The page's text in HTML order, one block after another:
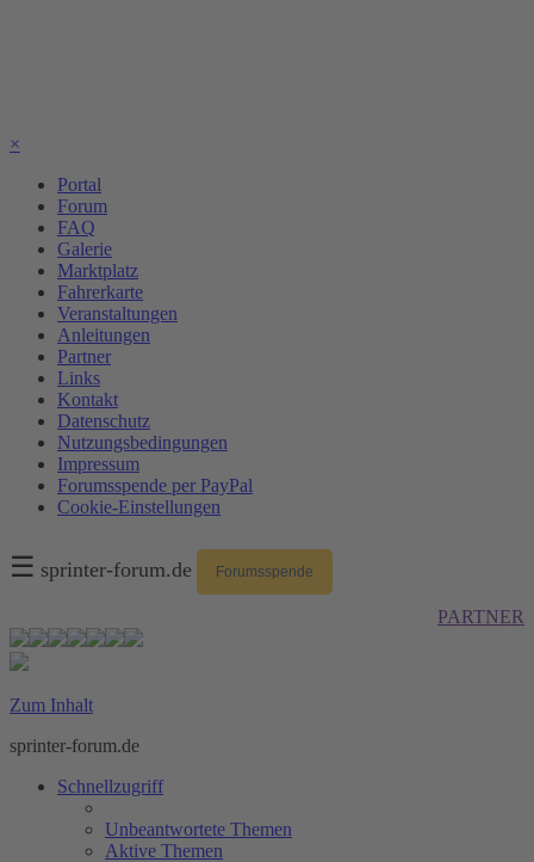
×
Portal
Forum
FAQ
Galerie
Marktplatz
Fahrerkarte
Veranstaltungen
Anleitungen
Partner
Links
Kontakt
Datenschutz
Nutzungsbedingungen
Impressum
Forumsspende per PayPal
Cookie-Einstellungen
☰ sprinter-forum.de Forumsspende
PARTNER
Zum Inhalt
sprinter-forum.de
Schnellzugriff
Unbeantwortete Themen
Aktive Themen